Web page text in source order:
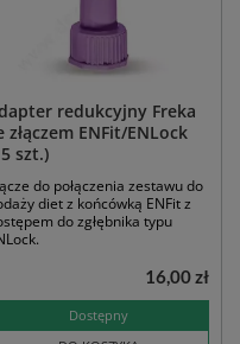
redukcyjny Freka
złączem ENFit/ENLock
szt.)
do połączenia zestawu do
diet z końcówką ENFit z
do zgłębnika typu
Dostępny
16,00 zł